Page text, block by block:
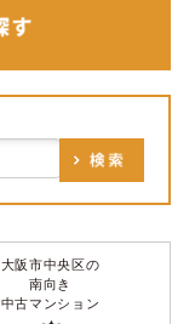
大阪市中央区の
南向き
中古マンション